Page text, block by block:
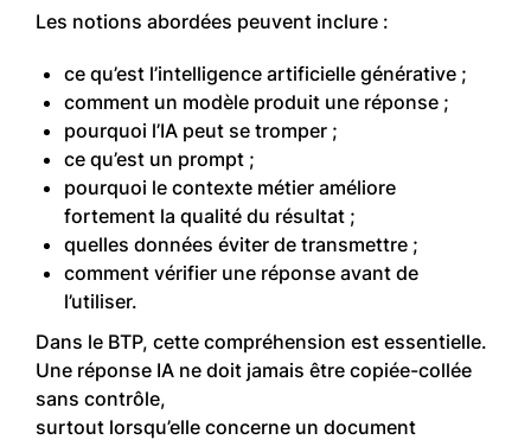
Les notions abordées peuvent inclure :
ce qu’est l’intelligence artificielle générative ;
comment un modèle produit une réponse ;
pourquoi l’IA peut se tromper ;
ce qu’est un prompt ;
pourquoi le contexte métier améliore
fortement la qualité du résultat ;
quelles données éviter de transmettre ;
comment vérifier une réponse avant de
l’utiliser.
Dans le BTP, cette compréhension est essentielle.
Une réponse IA ne doit jamais être copiée-collée
sans contrôle,
surtout lorsqu’elle concerne un document